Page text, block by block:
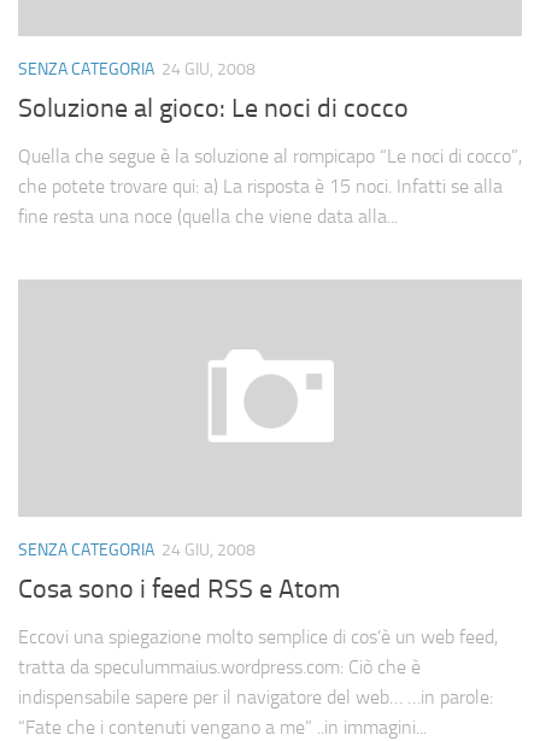
SENZA CATEGORIA 24 GIU, 2008
Soluzione al gioco: Le noci di cocco
Quella che segue è la soluzione al rompicapo “Le noci di cocco”,
che potete trovare qui: a) La risposta è 15 noci. Infatti se alla
fine resta una noce (quella che viene data alla...
SENZA CATEGORIA 24 GIU, 2008
Cosa sono i feed RSS e Atom
Eccovi una spiegazione molto semplice di cos’è un web feed,
tratta da speculummaius.wordpress.com: Ciò che è
indispensabile sapere per il navigatore del web… …in parole:
“Fate che i contenuti vengano a me” ..in immagini...